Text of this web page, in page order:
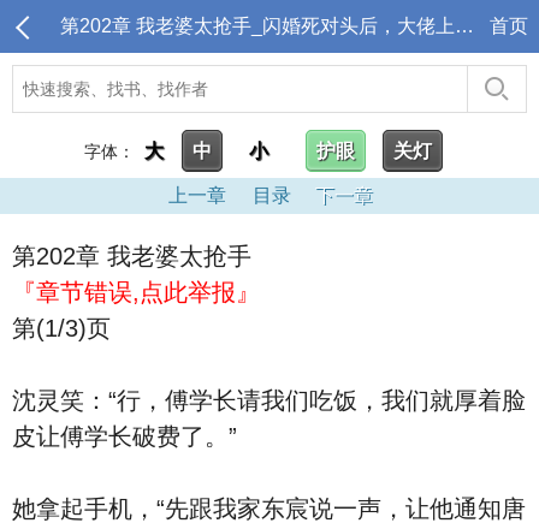
第202章 我老婆太抢手_闪婚死对头后，大佬上瘾诱哄生崽 首页
字体： 大 中 小 护眼 关灯
上一章 目录 下一章
第202章 我老婆太抢手
『章节错误,点此举报』
第(1/3)页
沈灵笑：“行，傅学长请我们吃饭，我们就厚着脸
皮让傅学长破费了。”
她拿起手机，“先跟我家东宸说一声，让他通知唐